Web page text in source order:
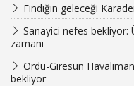
Fındığın geleceği
Sanayici nefes bekliyor:
zamanı
Ordu-Giresun
bekliyor